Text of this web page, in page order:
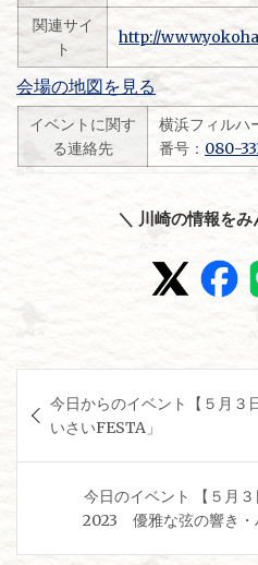
関連サイ
ト
http://
会場の地図を見る
イベントに関す
る連絡先
横浜フィルハ
番号： 080-
＼ 川崎の情報を
稿
ナ
今日からのイベント【５月３
いさいFESTA」
今日のイベント 【５月
2023 優雅な弦の響き・